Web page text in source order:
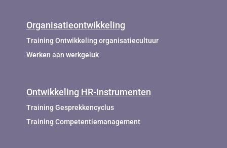
Organisatieontwikkeling
Training Ontwikkeling organisatiecultuur
Werken aan werkgeluk
Ontwikkeling HR-instrumenten
Training Gesprekkencyclus
Training Competentiemanagement